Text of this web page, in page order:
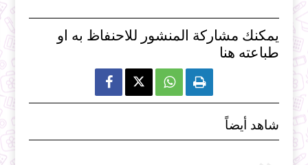
يمكنك مشاركة المنشور للاحنفاظ به او
طباعته هنا
  
شاهد أيضاً